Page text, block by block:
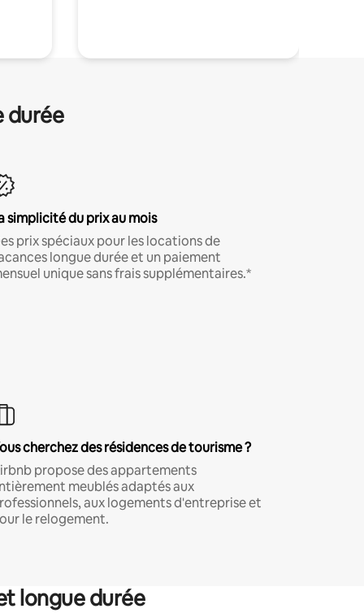
durée
simplicité du prix au mois
prix spéciaux pour les locations de
longue durée et un paiement
unique sans frais supplémentaires.*
cherchez des résidences de tourisme ?
propose des appartements
meublés adaptés aux
aux logements d'entreprise et
le relogement.
longue durée